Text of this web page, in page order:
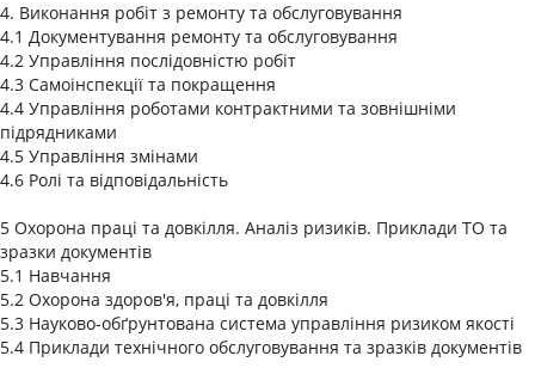
4. Виконання робіт з ремонту та обслуговування
4.1 Документування ремонту та обслуговування
4.2 Управління послідовністю робіт
4.3 Самоінспекції та покращення
4.4 Управління роботами контрактними та зовнішніми
підрядниками
4.5 Управління змінами
4.6 Ролі та відповідальність
5 Охорона праці та довкілля. Аналіз ризиків. Приклади ТО та
зразки документів
5.1 Навчання
5.2 Охорона здоров'я, праці та довкілля
5.3 Науково-обґрунтована система управління ризиком якості
5.4 Приклади технічного обслуговування та зразків документів